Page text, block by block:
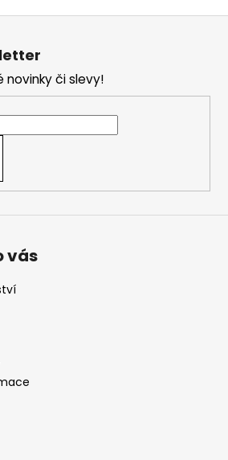
novinky či slevy!
vás